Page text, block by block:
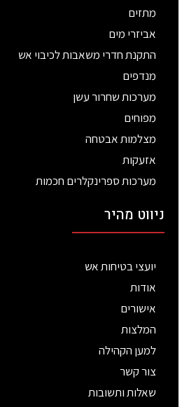
מתזים
אביזרי מים
התקנת חדרי משאבות לכיבוי אש
מנדפים
מערכות שחרור עשן
מפוחים
מצלמות אבטחה
אזעקות
מערכות ספרינקלרים חכמות
ניווט מהיר
יועצי בטיחות אש
אודות
אישורים
המלצות
למען הקהילה
צור קשר
שאלות ותשובות